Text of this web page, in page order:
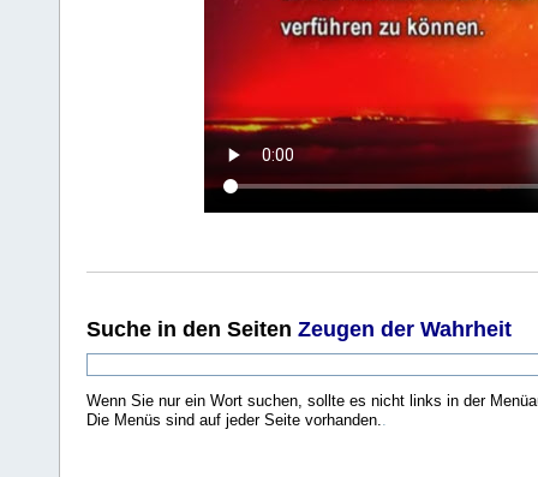
Suche in den Seiten Zeugen der Wahrheit
Wenn Sie nur ein Wort suchen, sollte es nicht links in der
Die Menüs sind auf jeder Seite vorhanden..